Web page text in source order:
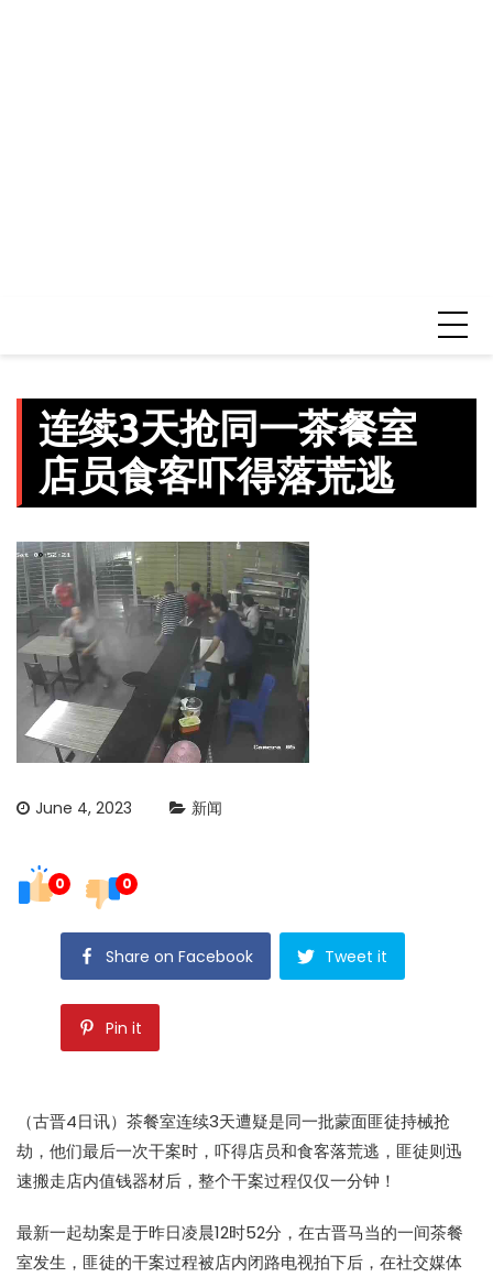
连续3天抢同一茶餐室
店员食客吓得落荒逃
June 4, 2023 新闻
0 0
Share on Facebook Tweet it
Pin it
（古晋4日讯）茶餐室连续3天遭疑是同一批蒙面匪徒持械抢
劫 ，他们最后一次干案时，吓得店员和食客落荒逃，匪徒则迅
速搬走店内值钱器材后，整个干案过程仅仅一分钟！
最新一起劫案是于昨日凌晨12时52分，在古晋马当的一间茶餐
室发生，匪徒的干案过程被店内闭路电视拍下后，在社交媒体